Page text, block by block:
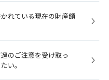
かれている現在の財産額
のご注意を受け取っ
い。